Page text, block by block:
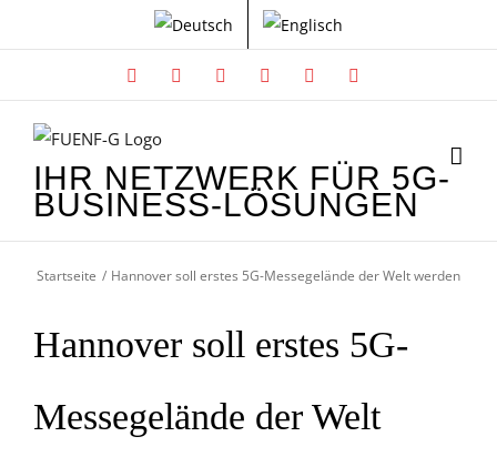
Inhalt
Facebook Instagram LinkedIn
IHR NETZWERK FÜR 5G-
BUSINESS-LÖSUNGEN
Startseite Hannover soll erstes 5G-Messegelände der Welt werden
Hannover soll erstes 5G-
Messegelände der Welt